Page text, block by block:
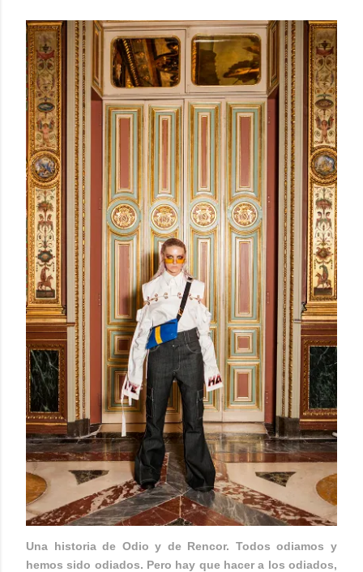
Una historia de Odio y de Rencor. Todos odiamos y
hemos sido odiados. Pero hay que hacer a los odiados,